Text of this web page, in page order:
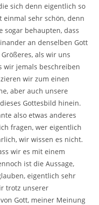
sich denn eigentlich so
einmal sehr schön, denn
sogar behaupten, dass
an denselben Gott
als wir uns
wir jemals beschreiben
wir zum einen
aber auch unsere
Gottesbild hinein.
also etwas anderes
fragen, wer eigentlich
wir wissen es nicht.
wir es mit einem
ist die Aussage,
eigentlich sehr
trotz unserer
Gott, meiner Meinung